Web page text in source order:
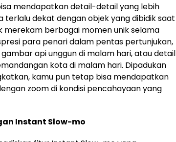
mendapatkan detail-detail yang lebih
terlalu dekat dengan objek yang dibidik saat
merekam berbagai momen unik selama
para penari dalam pentas pertunjukan,
api unggun di malam hari, atau detail
kota di malam hari. Dipadukan
kamu pun tetap bisa mendapatkan
zoom di kondisi pencahayaan yang
Instant Slow-mo